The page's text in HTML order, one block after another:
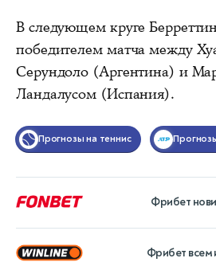
В следующем круге
победителем матча между
Серундоло (Аргентина) и
Ландалусом (Испания).
Прогнозы на теннис
Фрибет
Фрибет всем